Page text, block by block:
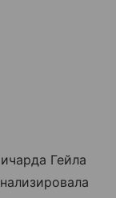
Гейла